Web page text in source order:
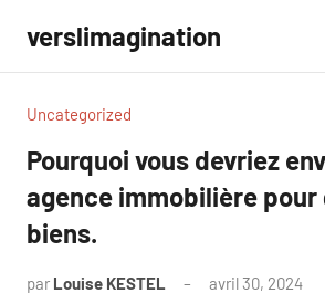
contenu
verslimagination
Uncategorized
Pourquoi vous devriez
agence immobilière pour
biens.
par Louise KESTEL avril 30, 2024